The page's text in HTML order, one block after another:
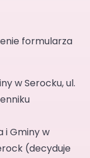
formularza
w Serocku, ul.
i Gminy w
(decyduje